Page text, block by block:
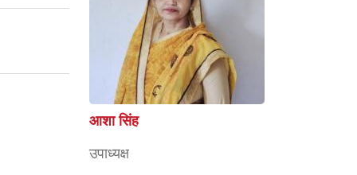
आशा सिंह
उपाध्यक्ष